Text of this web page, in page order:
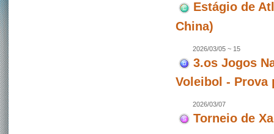
Estágio de
China)
2026/03/05 ~ 15
3.os Jogos
Voleibol - Prova
2026/03/07
Torneio de